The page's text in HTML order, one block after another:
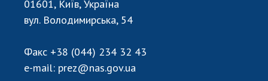
01601, Київ, Україна
вул. Володимирська, 54
Факс +38 (044) 234 32 43
e-mail: prez@nas.gov.ua